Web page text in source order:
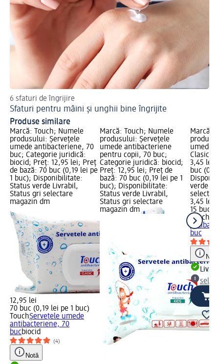
6 sfaturi de îngrijire
Sfaturi pentru mâini și unghii bine îngrijite
Produse similare
Marcă: Touch; Numele
produsului: Șervețele
umede antibacteriene, 70
buc; Categorie juridică:
biocid; Preț: 12,95 lei; Preț
de bază: 70 buc (0,19 lei pe
1 buc); Disponibilitate:
Status verde Livrabil,
Status gri selectare
magazin dm
12,95 lei
70 buc (0,19 lei pe 1 buc)
TouchȘervețele umede
antibacteriene, 70
bucbiocid
(4)
Notă
Marcă: Touch; Numele
produsului: Șervețele
umede antibacteriene
pentru copii, 70 buc;
Categorie juridică: biocid;
Preț: 12,95 lei; Preț de
bază: 70 buc (0,19 lei pe 1
buc); Disponibilitate:
Status verde Livrabil,
Status gri selectare
magazin dm
Marcă:
umede
Clasic,
3,45 lei;
buc
verde
3,45 lei
15 buc
Touch
buc
Notă